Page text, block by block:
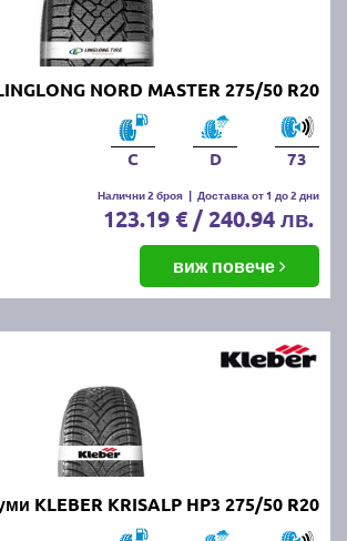
NORD MASTER 275/50 R20
C D 73
Налични 2 броя | Доставка от 1 до 2 дни
123.19 € / 240.94 лв.
виж повече
KLEBER KRISALP HP3 275/50 R20